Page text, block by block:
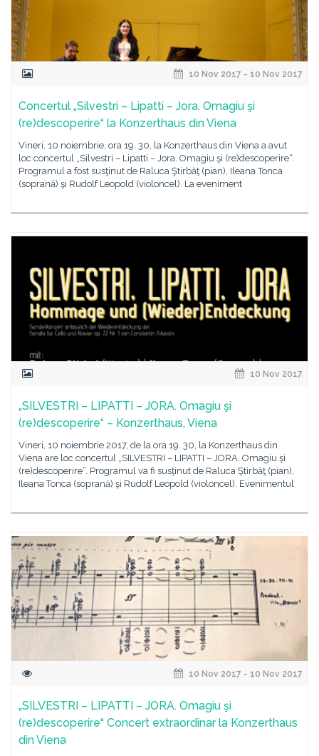
10 Nov 2017 - 10 Nov 2017
Concertul „Silvestri – Lipatti – Jora. Omagiu şi
(re)descoperire“ la Konzerthaus din Viena
Vineri, 10 noiembrie, ora 19. 30, la Konzerthaus din Viena a avut
loc concertul „Silvestri – Lipatti – Jora. Omagiu şi (re)descoperire“.
Programul a fost susţinut de Raluca Ştirbăţ (pian), Ileana Tonca
(soprană) şi Rudolf Leopold (violoncel). La eveniment
10 Nov 2017
„SILVESTRI – LIPATTI – JORA. Omagiu şi
(re)descoperire“ – Konzerthaus, Viena
Vineri, 10 noiembrie 2017, de la ora 19. 30, la Konzerthaus din
Viena are loc concertul „SILVESTRI – LIPATTI – JORA. Omagiu şi
(re)descoperire“. Programul va fi susţinut de Raluca Ştirbăţ (pian),
Ileana Tonca (soprană) şi Rudolf Leopold (violoncel). Evenimentul
10 Nov 2017 - 10 Nov 2017
„SILVESTRI – LIPATTI – JORA. Omagiu şi
(re)descoperire“ Concert extraordinar la Konzerthaus
din Viena